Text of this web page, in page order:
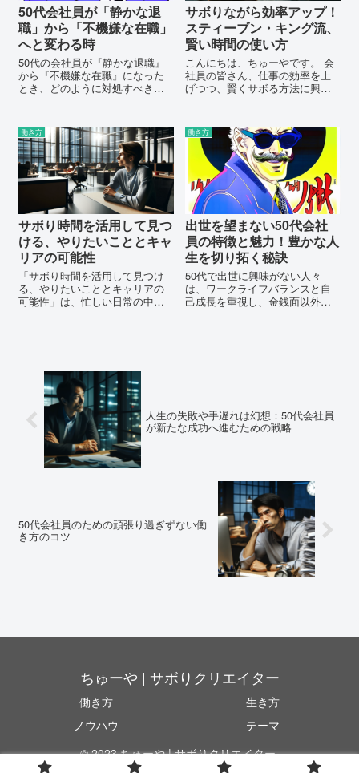
50代会社員が「静かな退
職」から「不機嫌な在職」
へと変わる時
50代の会社員が『静かな退職』
から『不機嫌な在職』になった
とき、どのように対処すべき
ェンジの戦略、信頼回復のため
の具体的なアクションまで、あ
なたの悩みを解決するための情
報が満載です。
サボりながら効率アップ！
スティーブン・キング流、
賢い時間の使い方
こんにちは、ちゅーやです。 会
社員の皆さん、仕事の効率を上
げつつ、賢くサボる方法に興味
貫性のある作業方法から、生産
性を高める秘訣を探ります。 忙
しい日々の中でも、...
働き方
サボり時間を活用して見つ
ける、やりたいこととキャ
リアの可能性
「サボり時間を活用して見つけ
る、やりたいこととキャリアの
可能性」は、忙しい日常の中で
働き方
出世を望まない50代会社
員の特徴と魅力！豊かな人
生を切り拓く秘訣
50代で出世に興味がない人々
は、ワークライフバランスと自
己成長を重視し、金銭面以外の
人生の失敗や手遅れは幻想：50代会社員
が新たな成功へ進むための戦略
50代会社員のための頑張り過ぎずない働
き方のコツ
ちゅーや | サボりクリエイター
働き方
生き方
ノウハウ
テーマ
© 2023 ちゅーや | サボりクリエイター.